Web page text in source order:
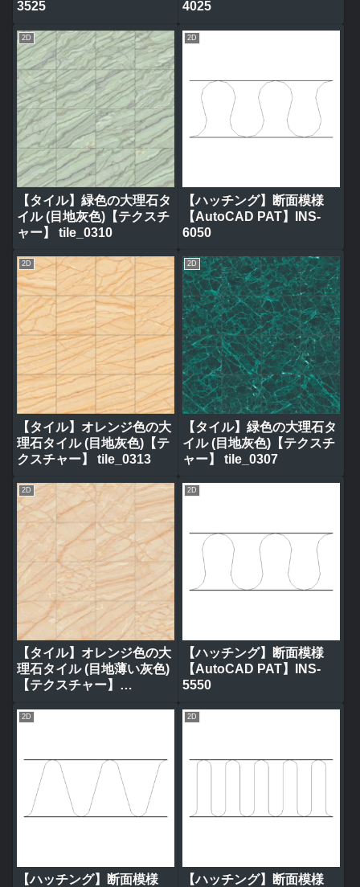
3525 4025
2D
【タイル】緑色の大理石タ
イル (目地灰色)【テクスチ
ャー】 tile_0310
2D
【ハッチング】断面模様
【AutoCAD PAT】INS-
6050
2D
【タイル】オレンジ色の大
理石タイル (目地灰色)【テ
クスチャー】 tile_0313
2D
【タイル】緑色の大理石タ
イル (目地灰色)【テクスチ
ャー】 tile_0307
2D
【タイル】オレンジ色の大
理石タイル (目地薄い灰色)
【テクスチャー】
2D
【ハッチング】断面模様
【AutoCAD PAT】INS-
5550
2D
【ハッチング】断面模様
2D
【ハッチング】断面模様